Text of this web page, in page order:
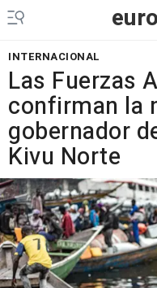
INTERNACIONAL
Las Fuerzas
confirman la
gobernador
Kivu Norte